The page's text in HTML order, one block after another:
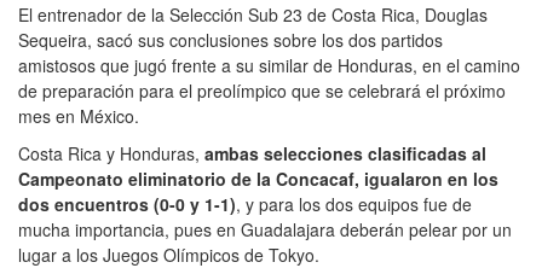
El entrenador de la Selección Sub 23 de Costa Rica, Douglas
Sequeira, sacó sus conclusiones sobre los dos partidos
amistosos que jugó frente a su similar de Honduras, en el camino
de preparación para el preolímpico que se celebrará el próximo
mes en México.
Costa Rica y Honduras, ambas selecciones clasificadas al
Campeonato eliminatorio de la Concacaf, igualaron en los
dos encuentros (0-0 y 1-1), y para los dos equipos fue de
mucha importancia, pues en Guadalajara deberán pelear por un
lugar a los Juegos Olímpicos de Tokyo.